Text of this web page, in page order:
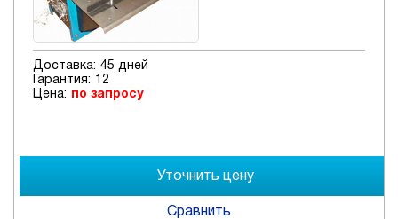
Доставка: 45 дней
Гарантия:
12
Цена:
по запросу
Сравнить